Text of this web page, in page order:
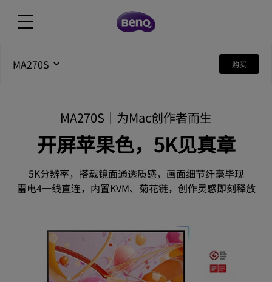
MA270S 购买
MA270S｜为Mac创作者而生
开屏苹果色，5K见真章
5K分辨率，搭载镜面通透质感，画面细节纤毫毕现
雷电4一线直连，内置KVM、菊花链，创作灵感即刻释放